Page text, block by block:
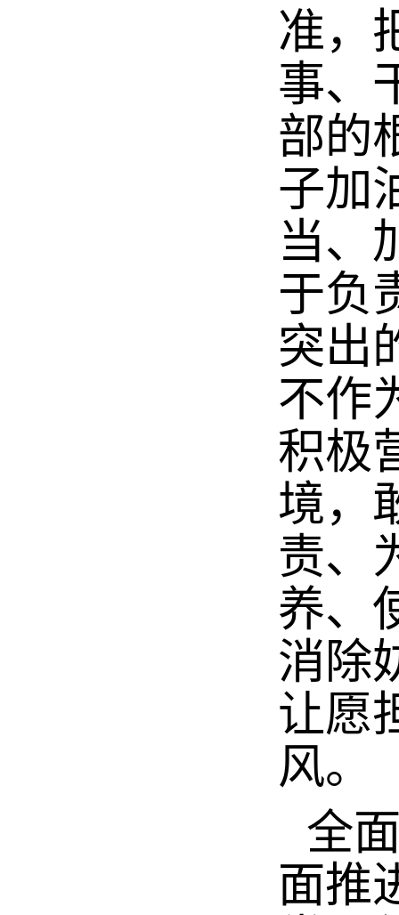
准，
事、
部的
子加
当、
于负
突出
不作
积极
境，
责、
养、
消除
让愿
风。
全
面推